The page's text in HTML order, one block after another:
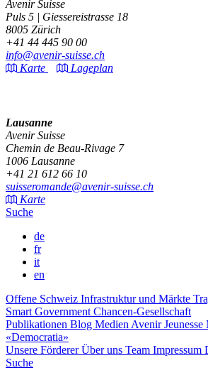
Avenir Suisse
Puls 5 | Giessereistrasse 18
8005 Zürich
+41 44 445 90 00
info@avenir-suisse.ch
Karte
Lageplan
Lausanne
Avenir Suisse
Chemin de Beau-Rivage 7
1006 Lausanne
+41 21 612 66 10
suisseromande@avenir-suisse.ch
Karte
Suche
de
fr
it
en
Offene Schweiz Infrastruktur und Märkte
Smart Government Chancen-Gesellschaft
Publikationen Blog Medien Avenir Jeunesse
«Democratia»
Unsere FördererÜber uns Team Impressum
Suche